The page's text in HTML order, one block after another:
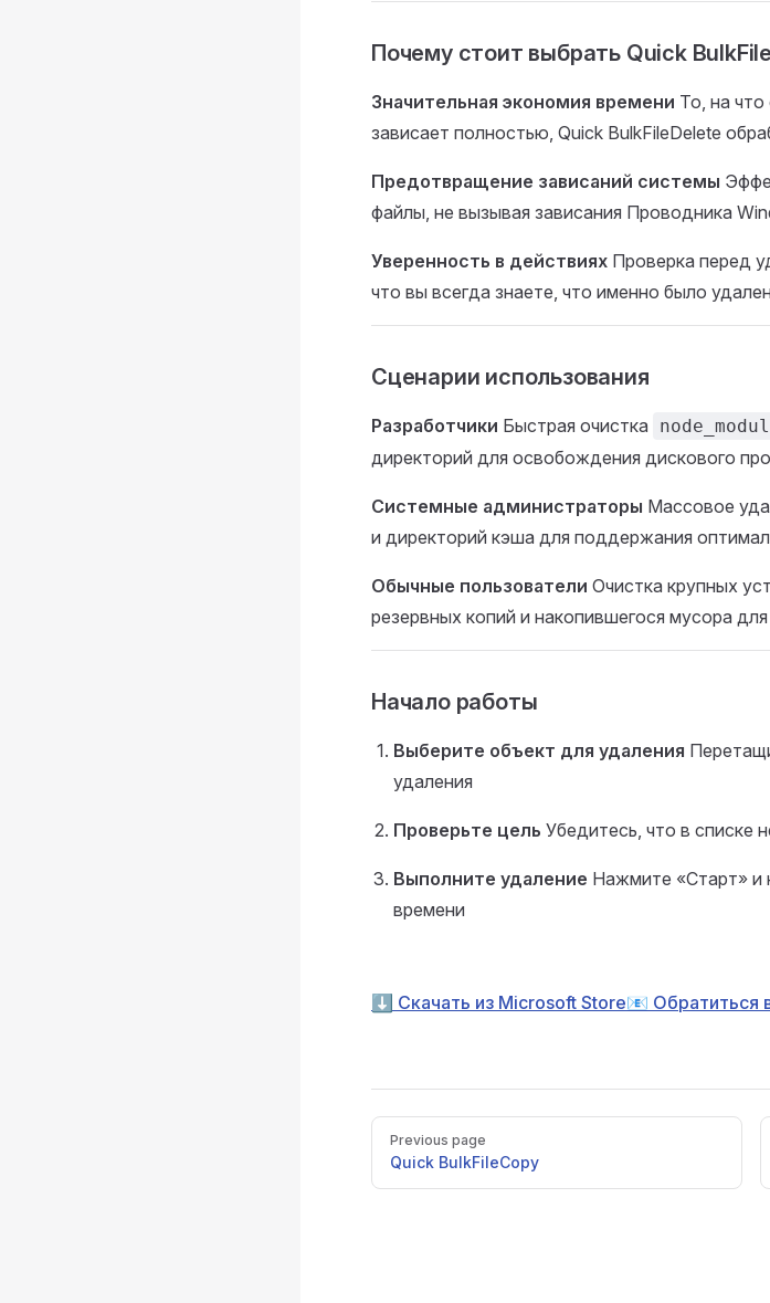
Почему стоит выбрать Quick
Значительная экономия времени То, на
зависает полностью, Quick BulkFileDelete
Предотвращение зависаний системы
файлы, не вызывая зависания Проводника
Уверенность в действиях Проверка перед
что вы всегда знаете, что именно было
Сценарии использования
Разработчики Быстрая очистка
директорий для освобождения дискового
Системные администраторы Массовое
и директорий кэша для поддержания
Обычные пользователи Очистка крупных
резервных копий и накопившегося мусора
Начало работы
Выберите объект для удаления
удаления
Проверьте цель Убедитесь, что в списке
Выполните удаление Нажмите «Старт» и
времени
⬇️ Скачать из Microsoft Store📧 Обратиться
Pager
Previous page
Quick BulkFileCopy